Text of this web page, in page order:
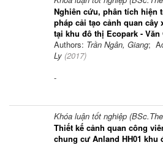
Nghiên cứu, phân tích hiện
pháp cải tạo cảnh quan cây
tại khu đô thị Ecopark - Văn
Authors: Trần Ngân, Giang;
Ly (2017)
-
Khóa luận tốt nghiệp
Thiết kế cảnh quan công
chung cư Anland HH01